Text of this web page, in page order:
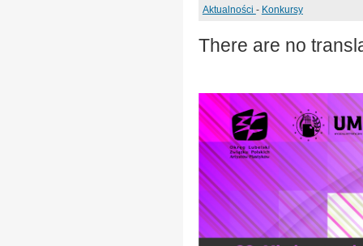
Aktualności - Konkursy
There are no